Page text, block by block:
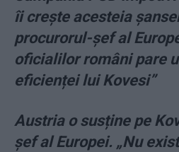
îi crește acesteia
procurorul-șef al
oficialilor români pare
eficienței lui Kovesi”
Austria o susține pe
șef al Europei. „Nu